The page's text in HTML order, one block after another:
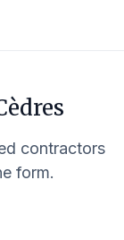
contractors
form.